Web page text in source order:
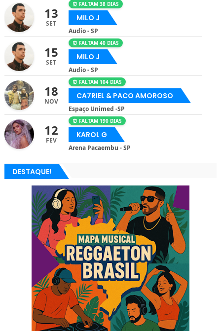
13
SET
⏰ FALTAM 38 DIAS
MILO J
Audio - SP
15
SET
⏰ FALTAM 40 DIAS
MILO J
Audio - SP
18
NOV
⏰ FALTAM 104 DIAS
CA7RIEL & PACO AMOROSO
Espaço Unimed -SP
12
FEV
⏰ FALTAM 190 DIAS
KAROL G
Arena Pacaembu - SP
DESTAQUE!